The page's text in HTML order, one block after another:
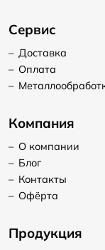
Сервис
– Доставка
– Оплата
–
Компания
– О компании
– Блог
– Контакты
– Офёрта
Продукция